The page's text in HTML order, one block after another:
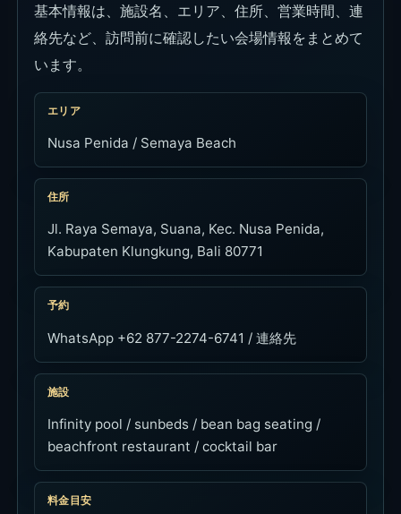
基本情報は、施設名、エリア、住所、営業時間、連
絡先など、訪問前に確認したい会場情報をまとめて
います。
エリア
Nusa Penida / Semaya Beach
住所
Jl. Raya Semaya, Suana, Kec. Nusa Penida,
Kabupaten Klungkung, Bali 80771
予約
WhatsApp +62 877-2274-6741 / 連絡先
施設
Infinity pool / sunbeds / bean bag seating /
beachfront restaurant / cocktail bar
料金目安